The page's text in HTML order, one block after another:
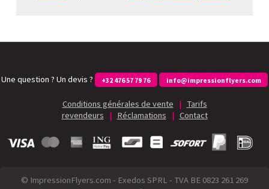
Une question ? Un devis ? +32 476 57 79 76 info@impressionflyers.com
Conditions générales de vente |
Tarifs
revendeurs
| Réclamations | Contact
© ImpressionFlyers.com - Exedos SPRL - TVA BE 0823 261 269